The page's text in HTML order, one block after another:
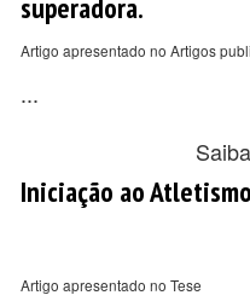
superadora.
Artigo apresentado no Artigos
...
Iniciação ao
Artigo apresentado no Tese